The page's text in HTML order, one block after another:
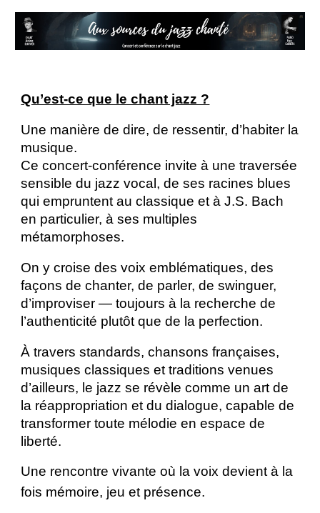
Qu’est‑ce que le chant jazz ?
Une manière de dire, de ressentir, d’habiter la
musique.
Ce concert‑conférence invite à une traversée
sensible du jazz vocal, de ses racines blues
qui empruntent au classique et à J.S. Bach
en particulier, à ses multiples
métamorphoses.
On y croise des voix emblématiques, des
façons de chanter, de parler, de swinguer,
d’improviser — toujours à la recherche de
l’authenticité plutôt que de la perfection.
À travers standards, chansons françaises,
musiques classiques et traditions venues
d’ailleurs, le jazz se révèle comme un art de
la réappropriation et du dialogue, capable de
transformer toute mélodie en espace de
liberté.
Une rencontre vivante où la voix devient à la
fois mémoire, jeu et présence.